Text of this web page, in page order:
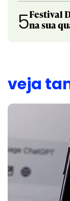
5Festival
na sua
veja